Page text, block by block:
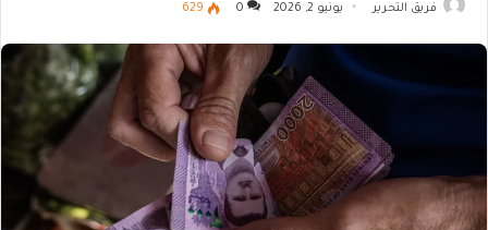
فريق التحرير يونيو 2, 2026 0
629